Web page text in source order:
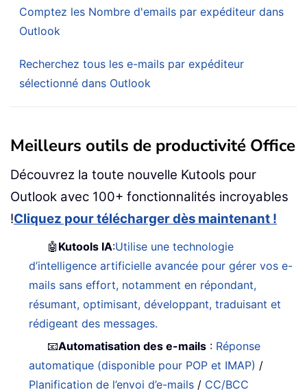
Comptez les Nombre d'emails par expéditeur dans
Outlook
Recherchez tous les e-mails par expéditeur
sélectionné dans Outlook
Meilleurs outils de productivité Office
Découvrez la toute nouvelle Kutools pour
Outlook avec 100+ fonctionnalités incroyables
!Cliquez pour télécharger dès maintenant !
🤖 Kutools IA:Utilise une technologie
d’intelligence artificielle avancée pour gérer vos e-
mails sans effort, notamment en répondant,
résumant, optimisant, développant, traduisant et
rédigeant des messages.
📧Automatisation des e-mails : Réponse
automatique (disponible pour POP et IMAP) /
Planification de l’envoi d’e-mails / CC/BCC